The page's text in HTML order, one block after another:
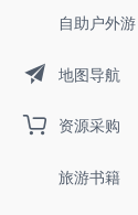
自助户外游
地图导航
资源采购
旅游书籍